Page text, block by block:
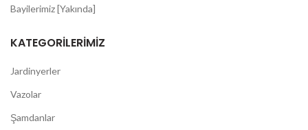
Bayilerimiz [Yakında]
KATEGORILERIMIZ
Jardinyerler
Vazolar
Şamdanlar